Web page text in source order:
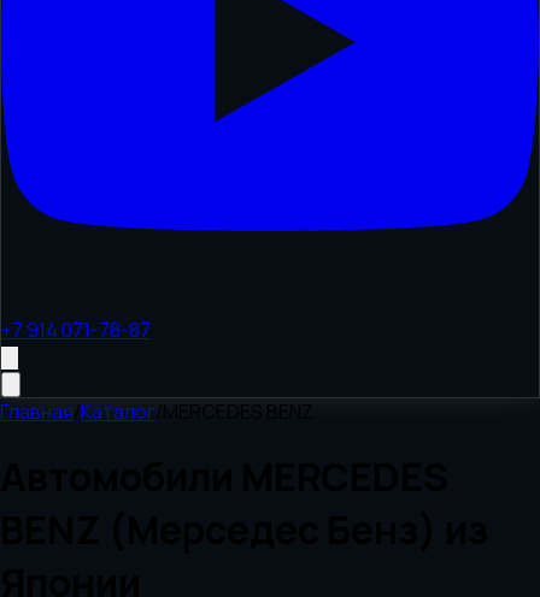
+7 914 071-78-87
Главная/Каталог/MERCEDES BENZ